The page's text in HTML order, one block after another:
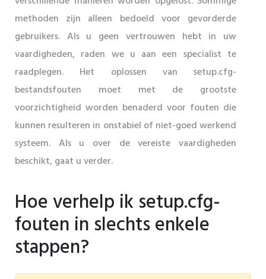
methoden zijn alleen bedoeld voor gevorderde
gebruikers. Als u geen vertrouwen hebt in uw
vaardigheden, raden we u aan een specialist te
raadplegen. Het oplossen van setup.cfg-
bestandsfouten moet met de grootste
voorzichtigheid worden benaderd voor fouten die
kunnen resulteren in onstabiel of niet-goed werkend
systeem. Als u over de vereiste vaardigheden
beschikt, gaat u verder.
Hoe verhelp ik setup.cfg-
fouten in slechts enkele
stappen?